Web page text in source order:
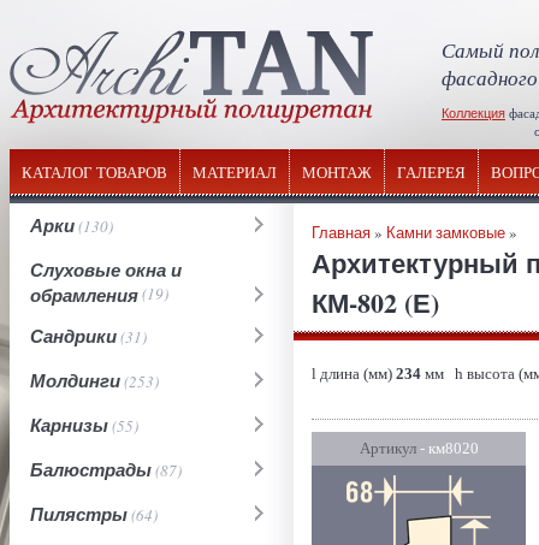
Самый
Коллекция
КАТАЛОГ ТОВАРОВ МАТЕРИАЛ МОНТАЖ ГАЛЕРЕЯ
Арки(130)
Слуховые окна и
обрамления(19)
Сандрики(31)
Молдинги(253)
Карнизы(55)
Балюстрады(87)
Пилястры(64)
Главная» Камни замковые»
Архитектурный
КМ-802 (Е)
l длина (мм) 234 мм h высота
Артикул- км8020